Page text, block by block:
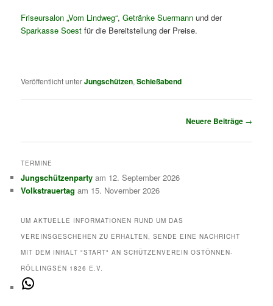
Friseursalon „Vom Lindweg“,Getränke Suermann und der
Sparkasse Soest für die Bereitstellung der Preise.
Veröffentlicht unterJungschützen,Schießabend
Neuere Beiträge →
TERMINE
Jungschützenparty am 12. September 2026
Volkstrauertag am 15. November 2026
UM AKTUELLE INFORMATIONEN RUND UM DAS
VEREINSGESCHEHEN ZU ERHALTEN, SENDE EINE NACHRICHT
MIT DEM INHALT "START" AN SCHÜTZENVEREIN OSTÖNNEN-
RÖLLINGSEN 1826 E.V.